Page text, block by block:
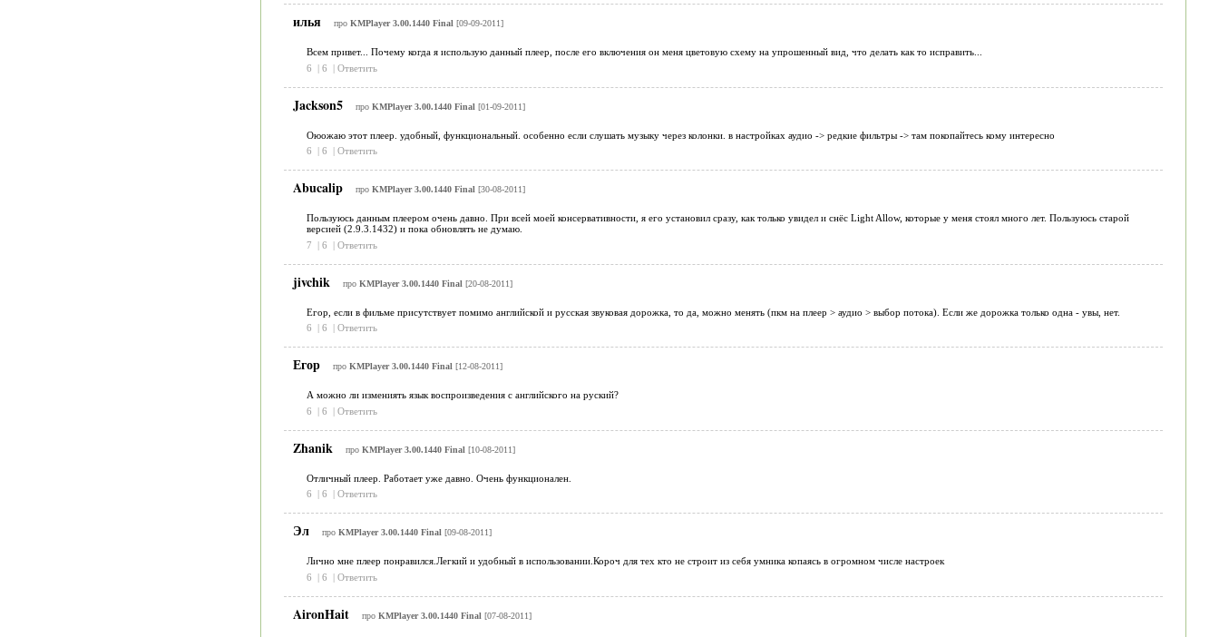
илья про KMPlayer 3.00.1440 Final [09-09-2011]
Всем привет... Почему когда я использую данный плеер, после его включения он меня цветовую схему на упрошенный вид, что делать как то исправить...
6
| 6 | Ответить
Jackson5 про KMPlayer 3.00.1440 Final [01-09-2011]
Оюожаю этот плеер. удобный, функциональный. особенно если слушать музыку через колонки. в настройках аудио -> редкие фильтры -> там покопайтесь кому интересно
6
| 6 | Ответить
Abucalip про KMPlayer 3.00.1440 Final [30-08-2011]
Пользуюсь данным плеером очень давно. При всей моей консервативности, я его установил сразу, как только увидел и снёс Light Allow, которые у меня стоял много лет. Пользуюсь старой
версией (2.9.3.1432) и пока обновлять не думаю.
7
| 6 | Ответить
jivchik про KMPlayer 3.00.1440 Final [20-08-2011]
Егор, если в фильме присутствует помимо английской и русская звуковая дорожка, то да, можно менять (пкм на плеер > аудио > выбор потока). Если же дорожка только одна - увы, нет.
6
| 6 | Ответить
Егор про KMPlayer 3.00.1440 Final [12-08-2011]
А можно ли измениять язык воспроизведения с английского на руский?
6
| 6 | Ответить
Zhanik про KMPlayer 3.00.1440 Final [10-08-2011]
Отличный плеер. Работает уже давно. Очень функционален.
6
| 6 | Ответить
Эл про KMPlayer 3.00.1440 Final [09-08-2011]
Лично мне плеер понравился.Легкий и удобный в использовании.Короч для тех кто не строит из себя умника копаясь в огромном числе настроек
6
| 6 | Ответить
AironHait про KMPlayer 3.00.1440 Final [07-08-2011]